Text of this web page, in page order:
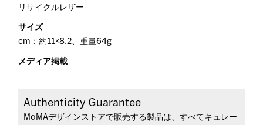
リサイクルレザー
サイズ
cm：約11×8.2、重量64g
メディア掲載
Authenticity Guarantee
MoMAデザインストアで販売する製品は、すべてキュレー